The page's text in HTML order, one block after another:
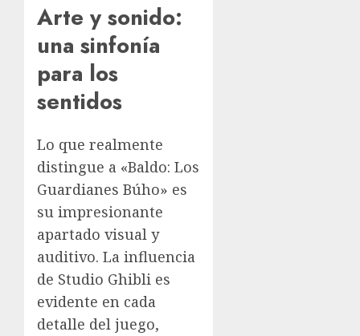
Arte y sonido:
una sinfonía
para los
sentidos
Lo que realmente
distingue a «Baldo: Los
Guardianes Búho» es
su impresionante
apartado visual y
auditivo. La influencia
de Studio Ghibli es
evidente en cada
detalle del juego,